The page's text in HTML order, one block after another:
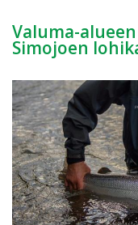
Valuma-
Simojoen